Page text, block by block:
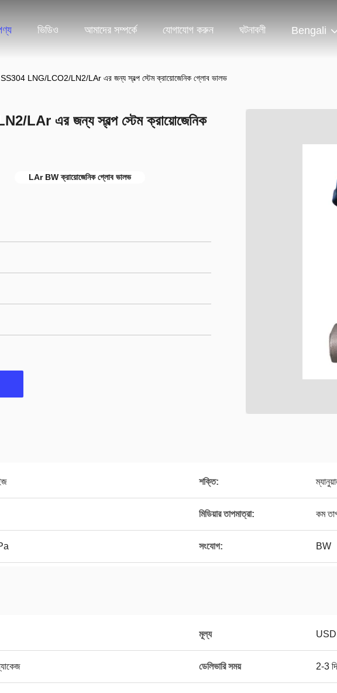
ভিডিও আমাদের সম্পর্কে যোগাযোগ করুন ঘটনাবলী Bengali
LNG/LCO2/LN2/LAr এর জন্য স্বল্প স্টেম ক্রায়োজেনিক গ্লোব ভালভ
LAr এর জন্য স্বল্প স্টেম ক্রায়োজেনিক
LAr BW ক্রায়োজেনিক গ্লোব ভালভ
শক্তি:
মিডিয়ার তাপমাত্রা: কম
সংযোগ: BW
মূল্য
ডেলিভারি সময় 2-3